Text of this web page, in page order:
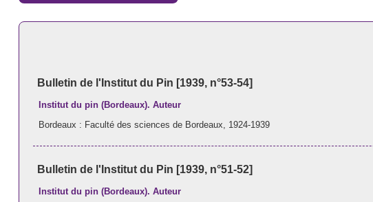
Bulletin de l'Institut du Pin [1939, n°53-54]
Institut du pin (Bordeaux). Auteur
Bordeaux : Faculté des sciences de Bordeaux, 1924-1939
Bulletin de l'Institut du Pin [1939, n°51-52]
Institut du pin (Bordeaux). Auteur